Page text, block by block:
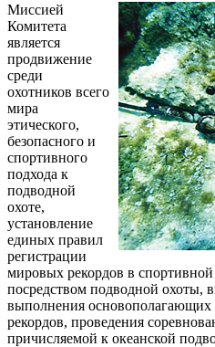
Миссией
Комитета
является
продвижение
среди
охотников всего
мира
этического,
безопасного и
спортивного
подхода к
подводной
охоте,
установление
единых правил
регистрации
мировых рекордов в
посредством подводной охоты,
выполнения основополагающих
рекордов, проведения
причисляемой к океанской